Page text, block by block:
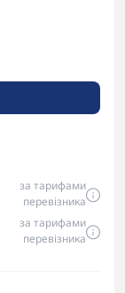
за тарифами
перевізника
за тарифами
перевізника